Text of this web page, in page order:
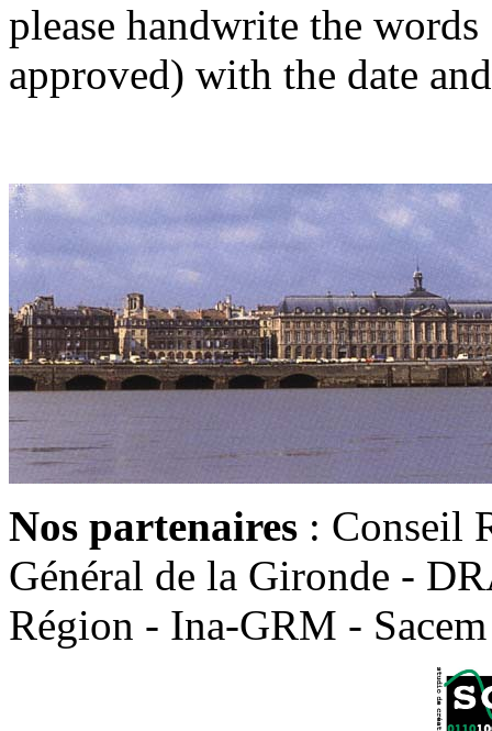
please handwrite the
approved) with the date
Nos partenaires : Conseil
Général de la Gironde -
Région - Ina-GRM -